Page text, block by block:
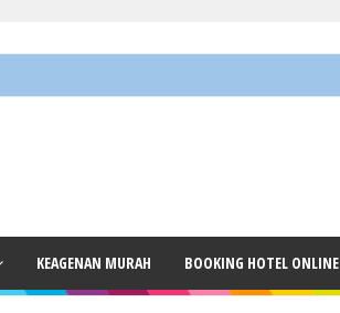
KEAGENAN MURAH BOOKING HOTEL ONLINE